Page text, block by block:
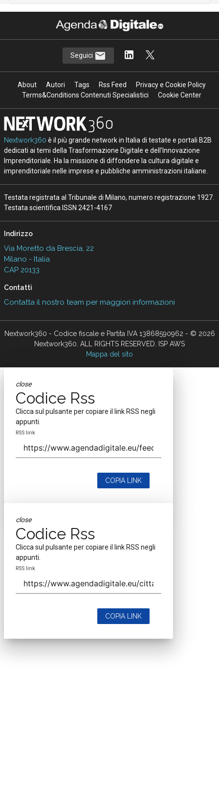
Seguici
About Autori Tags Rss Feed
Privacy e Cookie Policy
Terms&Conditions Contenuti Specialistici
Cookie Center
Nextwork360 è il più grande network in Italia di testate e portali B2B
dedicati ai temi della Trasformazione Digitale e dell’Innovazione
Imprenditoriale. Ha la missione di diffondere la cultura digitale e
imprenditoriale nelle imprese e pubbliche amministrazioni italiane.
Testata registrata al Tribunale di Milano, numero registrazione 1927.
Testata scientifica ISSN 2421-4167
Indirizzo
Via Moretto da Brescia, 22
Milano - Italia
CAP 20133
Contatti
Contatta il nostro team per maggiori informazioni
Nextwork360 - Codice fiscale e Partita IVA 13868590962 - © 2026
Nextwork360. ALL RIGHTS RESERVED. ISP AWS
Mappa del sito
close
Codice Rss
Clicca sul pulsante per copiare il link RSS negli
appunti.
RSS link
COPIA LINK
close
Codice Rss
Clicca sul pulsante per copiare il link RSS negli
appunti.
RSS link
COPIA LINK